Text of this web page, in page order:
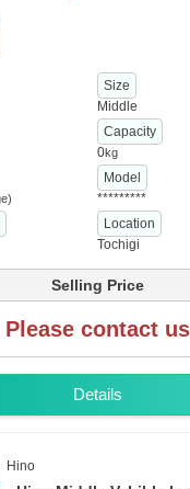
Size
Middle
Capacity
0kg
Model
*********
Location
Tochigi
Selling Price
Please contact us
Details
Hino